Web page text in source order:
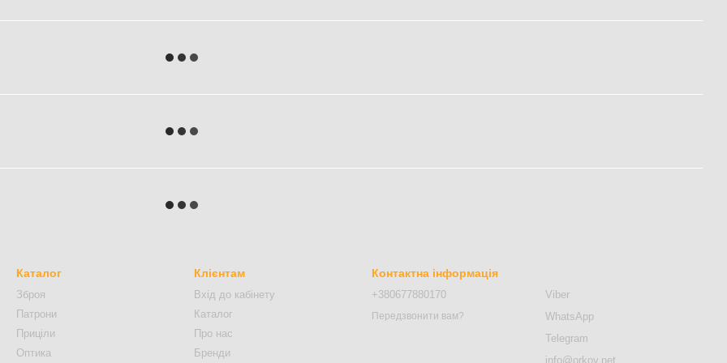
Каталог
Зброя
Патрони
Приціли
Оптика
Клієнтам
Вхід до кабінету
Каталог
Про нас
Бренди
Контактна інформація
+380677880170
Передзвонити вам?
Viber
WhatsApp
Telegram
info@orkov.net